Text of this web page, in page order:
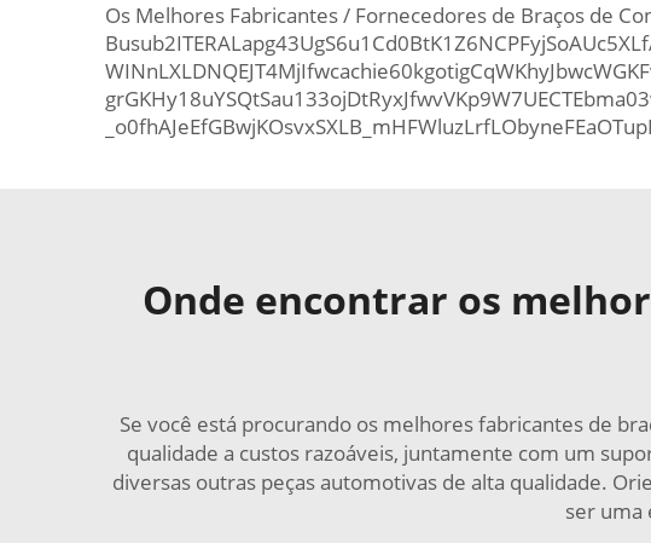
Os Melhores Fabricantes / Fornecedores de Braços de
Onde encontrar os
Se você está procurando os melhores fabricantes de
qualidade a custos razoáveis, juntamente com um
diversas outras peças automotivas de alta qualidade.
ser uma